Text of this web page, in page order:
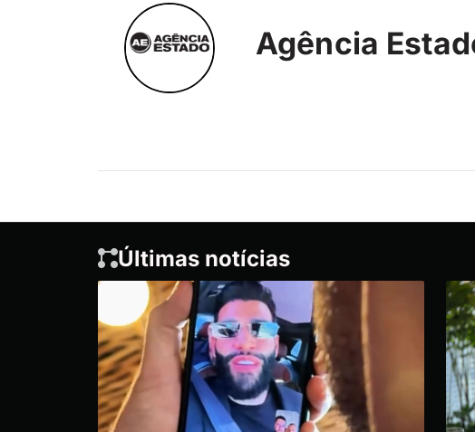
Agência
Últimas notícias